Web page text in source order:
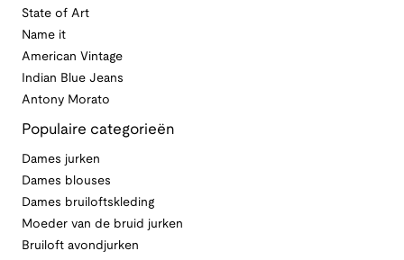
State of Art
Name it
American Vintage
Indian Blue Jeans
Antony Morato
Populaire categorieën
Dames jurken
Dames blouses
Dames bruiloftskleding
Moeder van de bruid jurken
Bruiloft avondjurken